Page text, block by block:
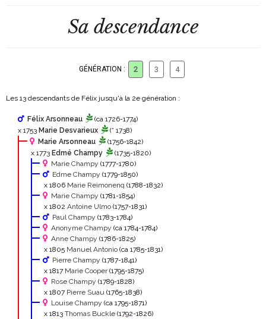
Sa descendance
GÉNÉRATION : 2 3 4
Les 13 descendants de Félix jusqu'à la 2e génération :
Félix Arsonneau
(ca 1726-1774)
x 1753 Marie Desvarieux
(° 1738)
Marie Arsonneau
(1756-1842)
x 1773 Edmé Champy
(1735-1820)
Marie Champy (1777-1780)
Edme Champy (1779-1850)
x 1806 Marie Reimonenq (1788-1832)
Marie Champy (1781-1854)
x 1802 Antoine Ulmo (1757-1831)
Paul Champy (1783-1784)
Anonyme Champy (ca 1784-1784)
Anne Champy (1786-1825)
x 1805 Manuel Antonio (ca 1785-1831)
Pierre Champy (1787-1841)
x 1817 Marie Cooper(1795-1875)
Rose Champy (1789-1828)
x 1807 Pierre Suau (1765-1838)
Louise Champy (ca 1795-1871)
x 1813 Thomas Buckle (1792-1826)